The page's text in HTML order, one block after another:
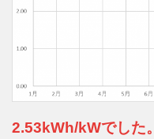
2.53kWh/kWでした。